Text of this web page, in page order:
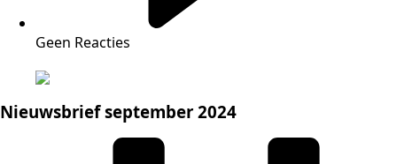
Geen Reacties
Nieuwsbrief september 2024